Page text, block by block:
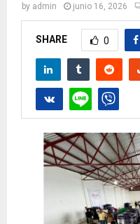
by admin junio 16, 2026
SHARE 0